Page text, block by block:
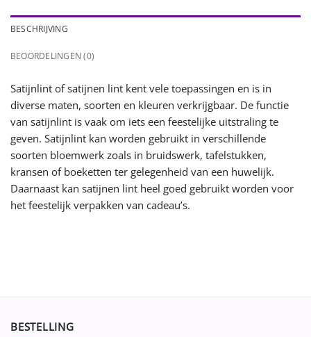
BESCHRIJVING
BEOORDELINGEN (0)
Satijnlint of satijnen lint kent vele toepassingen en is in
diverse maten, soorten en kleuren verkrijgbaar. De functie
van satijnlint is vaak om iets een feestelijke uitstraling te
geven. Satijnlint kan worden gebruikt in verschillende
soorten bloemwerk zoals in bruidswerk, tafelstukken,
kransen of boeketten ter gelegenheid van een huwelijk.
Daarnaast kan satijnen lint heel goed gebruikt worden voor
het feestelijk verpakken van cadeau’s.
BESTELLING